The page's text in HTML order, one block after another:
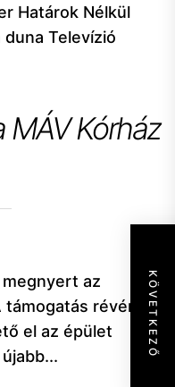
KÖVETKEZŐ
Határok Nélkül
Televízió
MÁV Kórház
megnyert az
révén
el az épület